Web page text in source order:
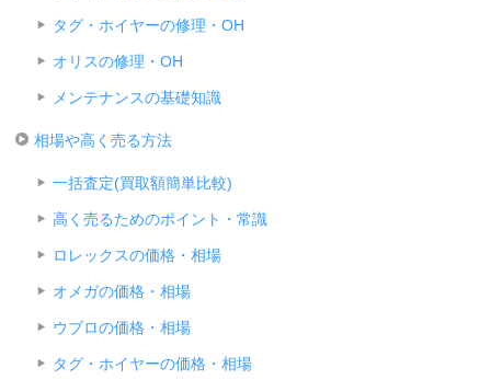
タグ・ホイヤーの修理・OH
オリスの修理・OH
メンテナンスの基礎知識
相場や高く売る方法
一括査定(買取額簡単比較)
高く売るためのポイント・常識
ロレックスの価格・相場
オメガの価格・相場
ウブロの価格・相場
タグ・ホイヤーの価格・相場